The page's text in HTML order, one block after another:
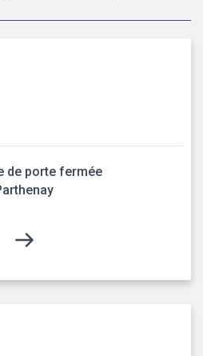
de porte fermée